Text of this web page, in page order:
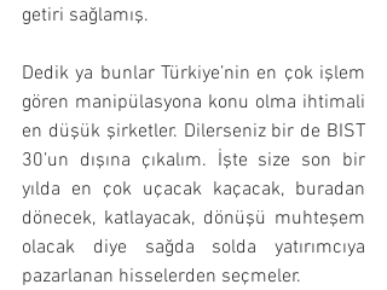
getiri sağlamış.
Dedik ya bunlar Türkiye’nin en çok işlem
gören manipülasyona konu olma ihtimali
en düşük şirketler. Dilerseniz bir de BIST
30’un dışına çıkalım. İşte size son bir
yılda en çok uçacak kaçacak, buradan
dönecek, katlayacak, dönüşü muhteşem
olacak diye sağda solda yatırımcıya
pazarlanan hisselerden seçmeler.